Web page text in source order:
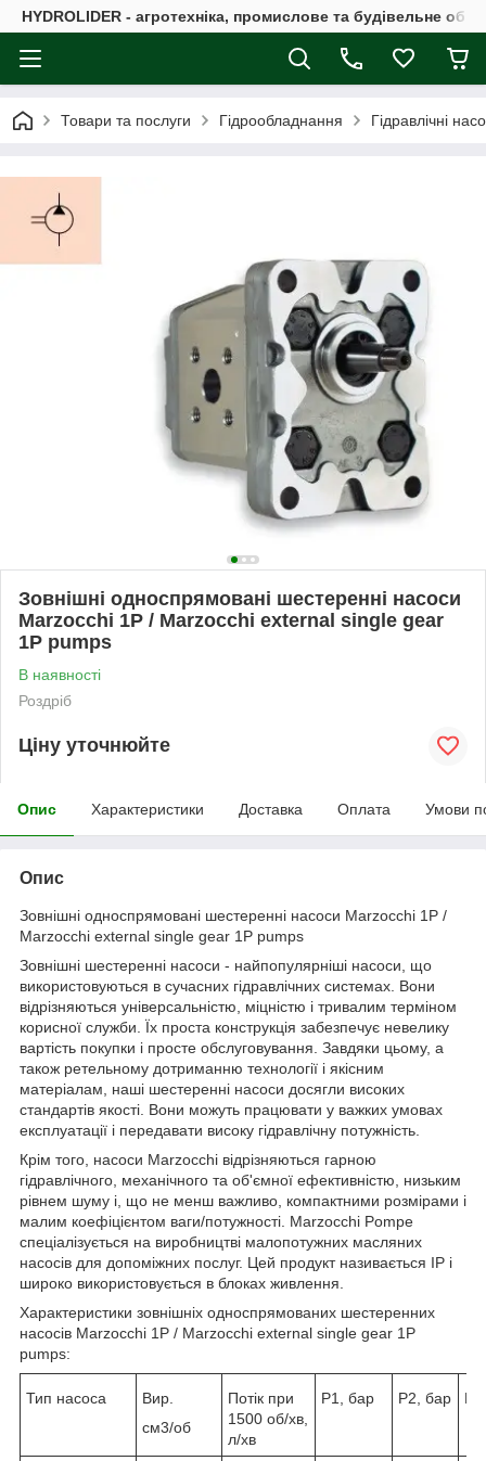
HYDROLIDER - агротехніка, промислове та будівельне
Товари та послуги Гідрообладнання Гідравлічні
Зовнішні односпрямовані шестеренні насоси
Marzocchi 1P / Marzocchi external single gear
1P pumps
В наявності
Роздріб
Ціну уточнюйте
Опис Характеристики Доставка Оплата Умови
Опис
Зовнішні односпрямовані шестеренні насоси Marzocchi 1P /
Marzocchi external single gear 1P pumps
Зовнішні шестеренні насоси - найпопулярніші насоси, що
використовуються в сучасних гідравлічних системах. Вони
відрізняються універсальністю, міцністю і тривалим терміном
корисної служби. Їх проста конструкція забезпечує невелику
вартість покупки і просте обслуговування. Завдяки цьому, а
також ретельному дотриманню технології і якісним
матеріалам, наші шестеренні насоси досягли високих
стандартів якості. Вони можуть працювати у важких умовах
експлуатації і передавати високу гідравлічну потужність.
Крім того, насоси Marzocchi відрізняються гарною
гідравлічного, механічного та об'ємної ефективністю, низьким
рівнем шуму і, що не менш важливо, компактними розмірами і
малим коефіцієнтом ваги/потужності. Marzocchi Pompe
спеціалізується на виробництві малопотужних масляних
насосів для допоміжних послуг. Цей продукт називається IP і
широко використовується в блоках живлення.
Характеристики зовнішніх односпрямованих шестеренних
насосів Marzocchi 1P / Marzocchi external single gear 1P
pumps:
Тип насоса
Вир.
см3/об
Потік при
1500 об/хв,
л/хв
Р1, бар Р2, бар